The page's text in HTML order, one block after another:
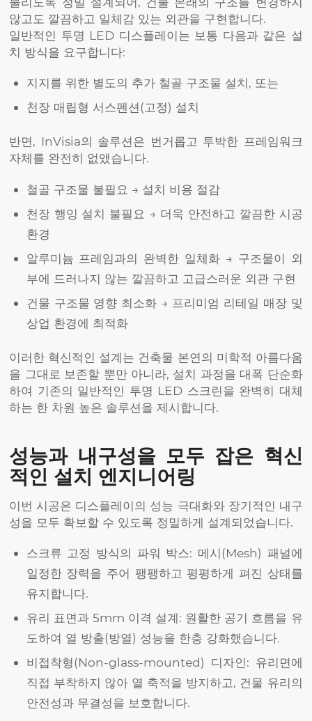
않고도 깔끔하고 일체감 있는 외관을 구현합니다.
일반적인 투명 LED 디스플레이는 보통 다음과 같은 설
치 방식을 요구합니다:
지지를 위한 별도의 추가 철골 구조물 설치, 또는
천장 매립형 서스펜션(고정) 설치
반면, InVisia의 솔루션은 번거롭고 투박한 프레임워크
자체를 완전히 없앴습니다.
철골 구조물 불필요 → 설치 비용 절감
천장 행잉 설치 불필요 → 더욱 안전하고 깔끔한 시공
환경
알루미늄 프레임과의 완벽한 일체화 → 구조물이 외
부에 드러나지 않는 깔끔하고 고급스러운 외관 구현
건물 구조물 영향 최소화 → 프리미엄 리테일 매장 및
상업 환경에 최적화
이러한 혁신적인 설계는 건축물 본연의 미학적 아름다움
을 그대로 보존할 뿐만 아니라, 설치 과정을 대폭 단순화
하여 기존의 일반적인 투명 LED 스크린을 완벽히 대체
하는 한 차원 높은 솔루션을 제시합니다.
성능과 내구성을 모두 잡은 혁신
적인 설치 엔지니어링
이번 시공은 디스플레이의 성능 극대화와 장기적인 내구
성을 모두 확보할 수 있도록 정밀하게 설계되었습니다.
스크류 고정 방식의 파워 박스: 메시(Mesh) 패널에
일정한 장력을 주어 팽팽하고 평평하게 펴진 상태를
유지합니다.
유리 표면과 5mm 이격 설계: 원활한 공기 흐름을 유
도하여 열 방출(방열) 성능을 한층 강화했습니다.
비접착형(Non-glass-mounted) 디자인: 유리면에
직접 부착하지 않아 열 축적을 방지하고, 건물 유리의
안전성과 무결성을 보호합니다.